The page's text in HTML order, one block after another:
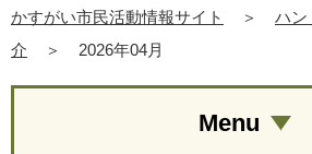
かすがい市民活動情報サイト ＞ ハン
介
＞ 2026年04月
Menu